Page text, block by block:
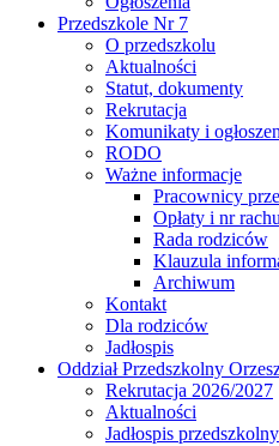
Przedszkole Nr 7
O przedszkolu
Aktualności
Statut, dokumenty
Rekrutacja
Komunikaty i
RODO
Ważne informacje
Pracownicy
Opłaty i nr
Rada rodziców
Klauzula
Archiwum
Kontakt
Dla rodziców
Jadłospis
Oddział Przedszkolny
Rekrutacja 2026/2027
Aktualności
Jadłospis przedszkolny